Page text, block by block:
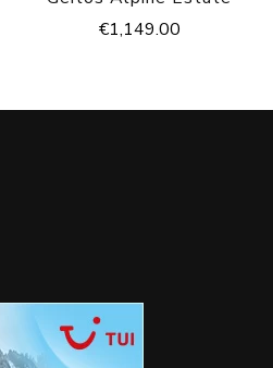
€1,149.00